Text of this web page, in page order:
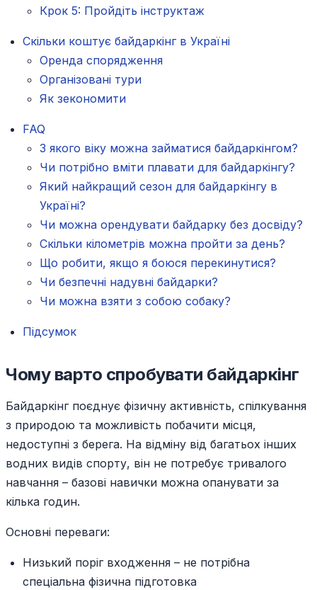
Крок 5: Пройдіть інструктаж
Скільки коштує байдаркінг в Україні
Оренда спорядження
Організовані тури
Як зекономити
FAQ
З якого віку можна займатися байдаркінгом?
Чи потрібно вміти плавати для байдаркінгу?
Який найкращий сезон для байдаркінгу в
Україні?
Чи можна орендувати байдарку без досвіду?
Скільки кілометрів можна пройти за день?
Що робити, якщо я боюся перекинутися?
Чи безпечні надувні байдарки?
Чи можна взяти з собою собаку?
Підсумок
Чому варто спробувати байдаркінг
Байдаркінг поєднує фізичну активність, спілкування
з природою та можливість побачити місця,
недоступні з берега. На відміну від багатьох інших
водних видів спорту, він не потребує тривалого
навчання – базові навички можна опанувати за
кілька годин.
Основні переваги:
Низький поріг входження – не потрібна
спеціальна фізична підготовка